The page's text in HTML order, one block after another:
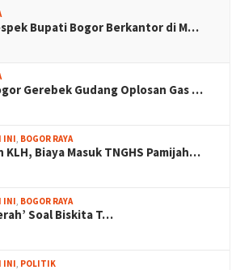
Bupati Bogor Berkantor di M…
Gerebek Gudang Oplosan Gas …
INI, BOGOR RAYA
KLH, Biaya Masuk TNGHS Pamijah…
INI, BOGOR RAYA
Soal Biskita T…
INI, POLITIK